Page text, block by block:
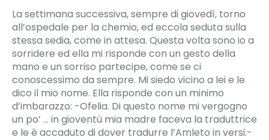
La settimana successiva, sempre di giovedì, torno
all’ospedale per la chemio, ed eccola seduta sulla
stessa sedia, come in attesa. Questa volta sono io a
sorridere ed ella mi risponde con un gesto della
mano e un sorriso partecipe, come se ci
conoscessimo da sempre. Mi siedo vicino a lei e le
dico il mio nome. Ella risponde con un minimo
d’imbarazzo: -Ofelia. Di questo nome mi vergogno
un po’ … in gioventù mia madre faceva la traduttrice
e le è accaduto di dover tradurre l’Amleto in versi.-